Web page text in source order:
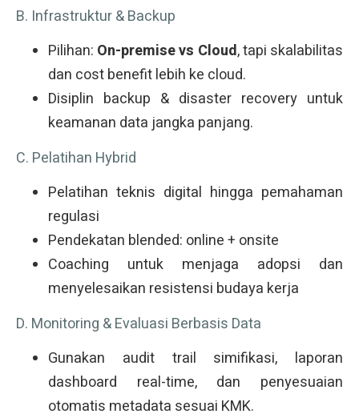
B. Infrastruktur & Backup
Pilihan: On-premise vs Cloud, tapi skalabilitas
dan cost benefit lebih ke cloud.
Disiplin backup & disaster recovery untuk
keamanan data jangka panjang.
C. Pelatihan Hybrid
Pelatihan teknis digital hingga pemahaman
regulasi
Pendekatan blended: online + onsite
Coaching untuk menjaga adopsi dan
menyelesaikan resistensi budaya kerja
D. Monitoring & Evaluasi Berbasis Data
Gunakan audit trail simifikasi, laporan
dashboard real-time, dan penyesuaian
otomatis metadata sesuai KMK.